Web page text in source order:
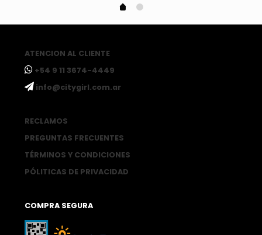
ATENCION AL CLIENTE
ㅤ+54 9 11 3674-4449
ㅤinfo@citygirl.com.ar
RECLAMOS
PREGUNTAS FRECUENTES
TÉRMINOS Y CONDICIONES
PÓLITICAS DE PRIVACIDAD
COMPRA SEGURA